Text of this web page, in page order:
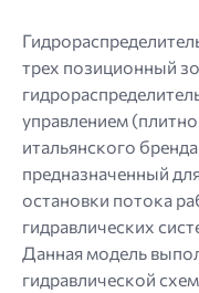
трех позиционный
управлением
итальянского
предназначенный
остановки потока
гидравлических
Данная модель
гидравлической